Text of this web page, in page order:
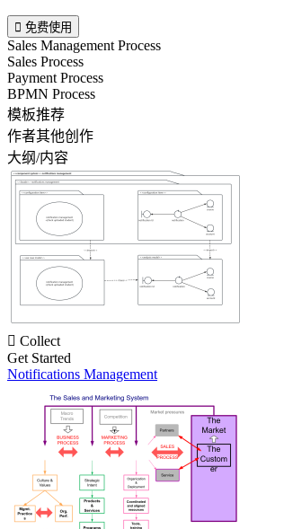
 免费使用
Sales Management Process
Sales Process
Payment Process
BPMN Process
模板推荐
作者其他创作
大纲/内容
 Collect
Get Started
Notifications Management